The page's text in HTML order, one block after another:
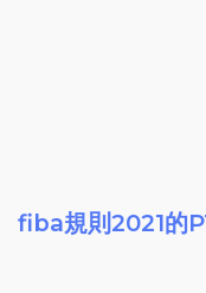
fiba規則2021的